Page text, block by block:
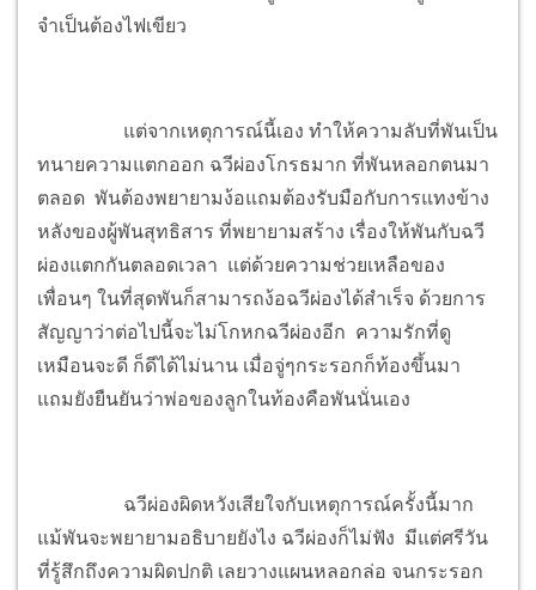
จำเป็นต้องไฟเขียว
แต่จากเหตุการณ์นี้เอง ทำให้ความลับที่พันเป็น
ทนายความแตกออก ฉวีผ่องโกรธมาก ที่พันหลอกตนมา
ตลอด พันต้องพยายามง้อแถมต้องรับมือกับการแทงข้าง
หลังของผู้พันสุทธิสาร ที่พยายามสร้าง เรื่องให้พันกับฉวี
ผ่องแตกกันตลอดเวลา แต่ด้วยความช่วยเหลือของ
เพื่อนๆ ในที่สุดพันก็สามารถง้อฉวีผ่องได้สำเร็จ ด้วยการ
สัญญาว่าต่อไปนี้จะไม่โกหกฉวีผ่องอีก ความรักที่ดู
เหมือนจะดี ก็ดีได้ไม่นาน เมื่อจู่ๆกระรอกก็ท้องขึ้นมา
แถมยังยืนยันว่าพ่อของลูกในท้องคือพันนั่นเอง
ฉวีผ่องผิดหวังเสียใจกับเหตุการณ์ครั้งนี้มาก
แม้พันจะพยายามอธิบายยังไง ฉวีผ่องก็ไม่ฟัง มีแต่ศรีวัน
ที่รู้สึกถึงความผิดปกติ เลยวางแผนหลอกล่อ จนกระรอก